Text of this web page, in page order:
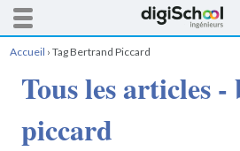
Accueil › Tag Bertrand Piccard
Tous les articles
piccard